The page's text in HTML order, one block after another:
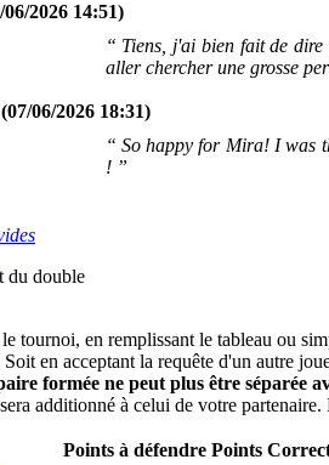
06/2026 14:51)
“ Tiens, j'ai bien fait de
aller chercher une grosse
06/2026 18:31)
“ So happy for Mira! I was
! ”
du double
tournoi, en remplissant le tableau ou
en acceptant la requête d'un autre
formée ne peut plus être séparée
additionné à celui de votre
Points à défendre Points